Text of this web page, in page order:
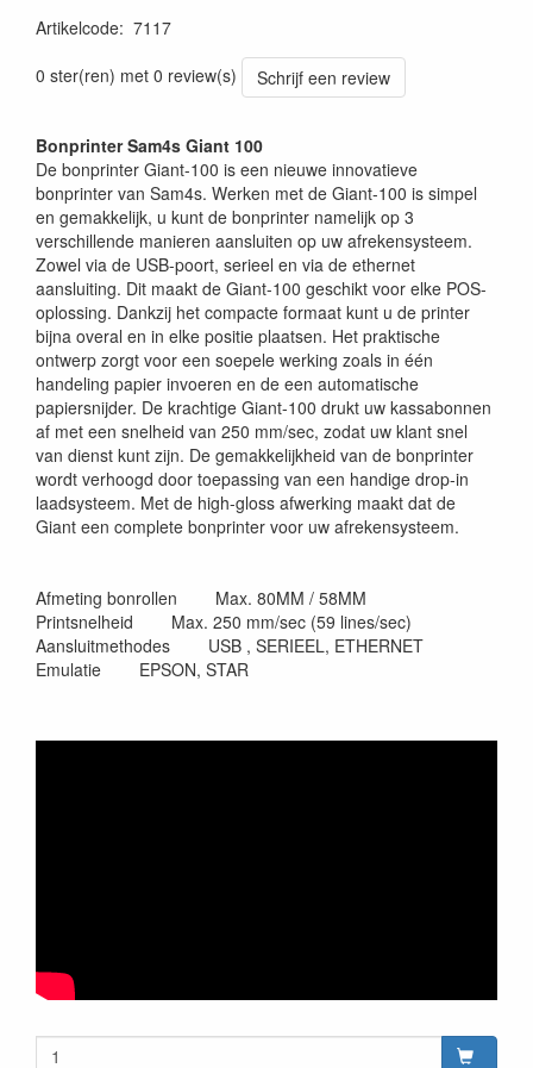
Artikelcode: 7117
0 ster(ren) met 0 review(s)
Schrijf een review
Bonprinter Sam4s Giant 100
De bonprinter Giant-100 is een nieuwe innovatieve
bonprinter van Sam4s. Werken met de Giant-100 is simpel
en gemakkelijk, u kunt de bonprinter namelijk op 3
verschillende manieren aansluiten op uw afrekensysteem.
Zowel via de USB-poort, serieel en via de ethernet
aansluiting. Dit maakt de Giant-100 geschikt voor elke POS-
oplossing. Dankzij het compacte formaat kunt u de printer
bijna overal en in elke positie plaatsen. Het praktische
ontwerp zorgt voor een soepele werking zoals in één
handeling papier invoeren en de een automatische
papiersnijder. De krachtige Giant-100 drukt uw kassabonnen
af met een snelheid van 250 mm/sec, zodat uw klant snel
van dienst kunt zijn. De gemakkelijkheid van de bonprinter
wordt verhoogd door toepassing van een handige drop-in
laadsysteem. Met de high-gloss afwerking maakt dat de
Giant een complete bonprinter voor uw afrekensysteem.
Afmeting bonrollen Max. 80MM / 58MM
Printsnelheid Max. 250 mm/sec (59 lines/sec)
Aansluitmethodes USB , SERIEEL, ETHERNET
Emulatie EPSON, STAR